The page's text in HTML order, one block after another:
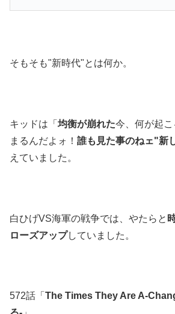
そもそも"新時代"とは何か。
キッドは「 均衡が崩れた今、何が起
まるんだよォ！ 誰も見た事のねェ"新
えていました。
白ひげVS海軍の戦争では、やたらと
ローズアップしていました。
572話「 The Times They Are A-